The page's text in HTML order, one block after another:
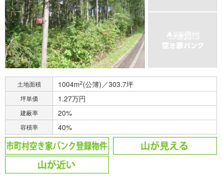
土地面積 1004m2(公簿)／303.7坪
坪単価 1.27万円
建蔽率 20%
容積率 40%